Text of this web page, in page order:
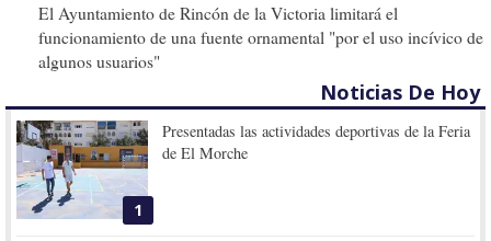
El Ayuntamiento de Rincón de la Victoria limitará el
funcionamiento de una fuente ornamental "por el uso incívico de
algunos usuarios"
Noticias De Hoy
1
Presentadas las actividades deportivas de la Feria
de El Morche